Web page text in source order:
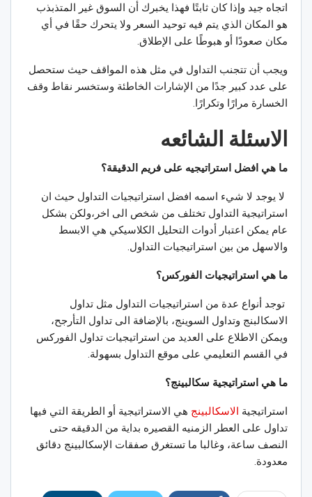
اتجاه جيد وإذا كان ثابتًا فهذا يخبرك أن السوق غير المتذبذب
هو المكان الذي يتم فيه توحيد السعر ولا يتحرك حقًا في أي
مكان صعودًا أو هبوطًا على الإطلاق.
ويجب أن تتجنب التداول في مثل هذه المواقف حيث ستحصل
على عدد كبير جدًا من الإشارات الخاطئة وستخسر نقاط وقف
الخسارة مرارًا وتكرارًا.
الاسئلة الشائعه
ما هي افضل استراتيجيه على فريم الدقيقة؟
لا يوجد لا شيء اسمه افضل استراتيجيات التداول حيث ان
استراتيجية التداول تختلف من شخص الى اخر،ولكن بشكل
عام يمكن اعتبار أدوات التحليل الكلاسيكي هي الابسط
والاسهل من بين استراتيجيات التداول.
ما هي استراتيجيات الفوركس؟
توجد أنواع عدة من استراتيجيات التداول مثل تداول
الاسكالبنج وتداول السوينج، بالإضافة الى تداول التأرجح،
ويمكن الاطلاع على العديد من استراتيجيات تداول الفوركس
في القسم التعليمي على موقع التداول بسهولة.
ما هي استراتيجية سكالبينج؟
استراتيجية الاسكالبينج هي الاستراتيجية أو الطريقة التي فيها
تداول على العطر الزمنيه القصيره بداية من الدقيقه حتى
النصف ساعة، وغالبا ما تستغرق صفقات الإسكالبينج دقائق
معدودة.